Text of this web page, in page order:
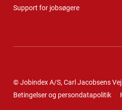
Support for jobsøgere
© Jobindex A/S, Carl Jacobsens
Betingelser og persondatapolitik